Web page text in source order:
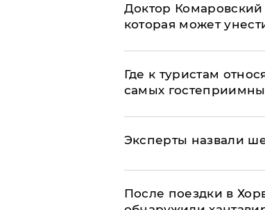
Доктор
которая может
Где к туристам
самых
Эксперты назвали
После поездки в